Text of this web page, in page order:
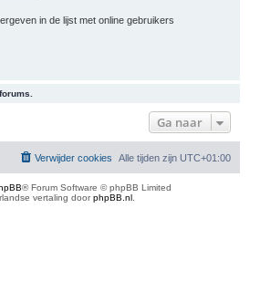
in de lijst met online gebruikers
Ga naar
Alle tijden zijn UTC+01:00
Verwijder cookies
® Forum Software © phpBB Limited
vertaling doorphpBB.nl